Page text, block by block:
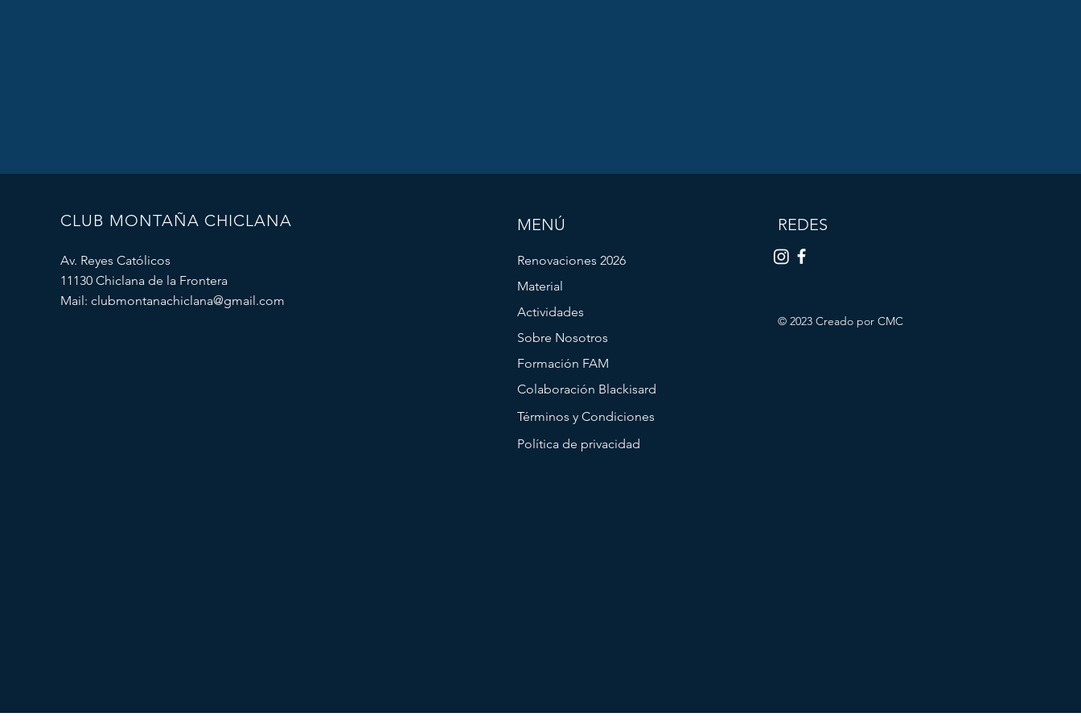
CLUB MONTAÑA CHICLANA
Av. Reyes Católicos
11130 Chiclana de la Frontera
Mail: clubmontanachiclana@gmail.com
MENÚ
Renovaciones 2026
Material
Actividades
Sobre Nosotros
Formación FAM
Colaboración Blackisard
Términos y Condiciones
Política de privacidad
REDES
© 2023 Creado por CMC